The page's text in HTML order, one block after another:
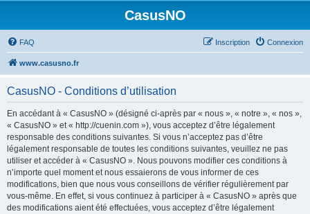
CasusNO
FAQ Connexion
Inscription
www.casusno.fr
CasusNO - Conditions d’utilisation
En accédant à « CasusNO » (désigné ci-après par « nous », « notre », « nos »,
« CasusNO » et « http://cuenin.com »), vous acceptez d’être légalement
responsable des conditions suivantes. Si vous n’acceptez pas d’être
légalement responsable de toutes les conditions suivantes, veuillez ne pas
utiliser et accéder à « CasusNO ». Nous pouvons modifier ces conditions à
n’importe quel moment et nous essaierons de vous informer de ces
modifications, bien que nous vous conseillons de vérifier régulièrement par
vous-même. En effet, si vous continuez à participer à « CasusNO » après que
des modifications aient été effectuées, vous acceptez d’être légalement